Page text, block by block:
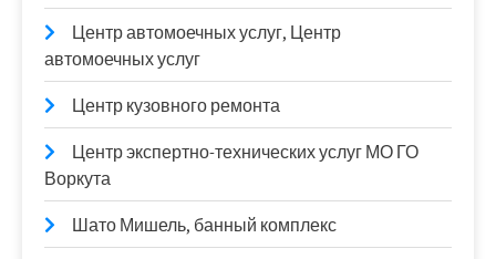
Центр автомоечных услуг, Центр
автомоечных услуг
Центр кузовного ремонта
Центр экспертно-технических услуг МО ГО
Воркута
Шато Мишель, банный комплекс